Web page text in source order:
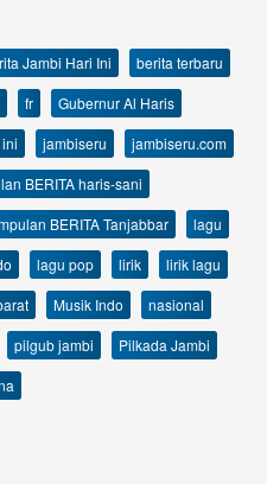
Jambi Hari Ini
berita terbaru
fr
Gubernur Al Haris
jambiseru
jambiseru.com
BERITA haris-sani
BERITA Tanjabbar
lagu
lagu pop lirik
lirik lagu
Musik Indo
nasional
pilgub jambi
Pilkada Jambi